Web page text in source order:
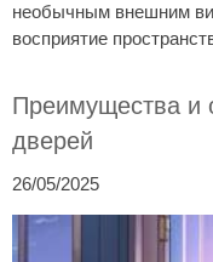
необычным внешним
восприятие
Преимущества и
дверей
26/05/2025